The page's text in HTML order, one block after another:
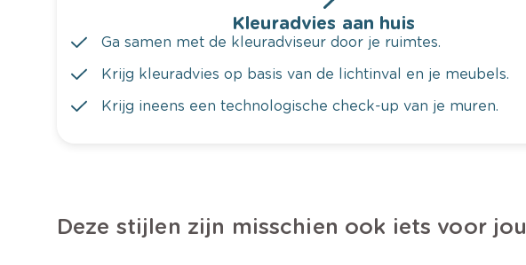
Kleuradvies aan huis
Ga samen met de kleuradviseur door je ruimtes.
Krijg kleuradvies op basis van de lichtinval en je meubels.
Krijg ineens een technologische check-up van je muren.
Deze stijlen zijn misschien ook iets voor jou